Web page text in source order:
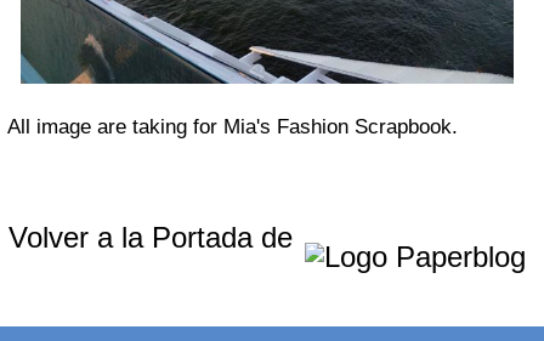
All image are taking for Mia's Fashion Scrapbook.
Volver a la Portada de